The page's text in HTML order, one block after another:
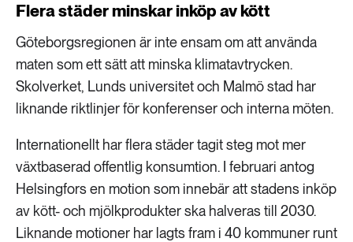
Flera städer minskar inköp av kött
Göteborgsregionen är inte ensam om att använda
maten som ett sätt att minska klimatavtrycken.
Skolverket, Lunds universitet och Malmö stad har
liknande riktlinjer för konferenser och interna möten.
Internationellt har flera städer tagit steg mot mer
växtbaserad offentlig konsumtion. I februari antog
Helsingfors en motion som innebär att stadens inköp
av kött- och mjölkprodukter ska halveras till 2030.
Liknande motioner har lagts fram i 40 kommuner runt